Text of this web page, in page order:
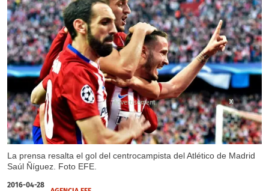
La prensa resalta el gol del centrocampista del Atlético de Madrid
Saúl Ñíguez. Foto EFE.
X
X
2016-04-28